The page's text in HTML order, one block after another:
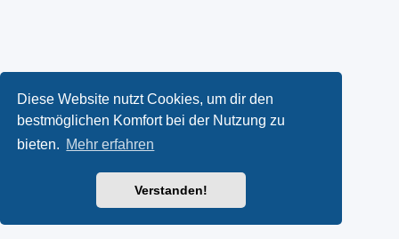
Diese Website nutzt Cookies, um dir den
bestmöglichen Komfort bei der Nutzung zu
bieten. Mehr erfahren
Verstanden!